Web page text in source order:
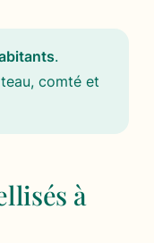
.
comté et
à